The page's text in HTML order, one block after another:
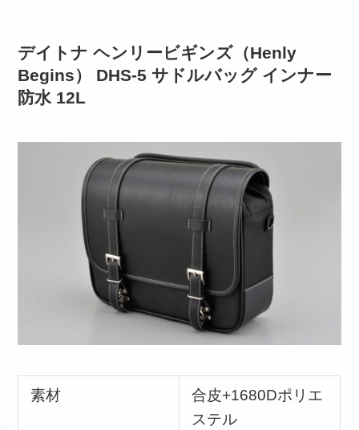
デイトナ ヘンリービギンズ（Henly
Begins） DHS-5 サドルバッグ インナー
防水 12L
素材
合皮+1680Dポリエ
ステル